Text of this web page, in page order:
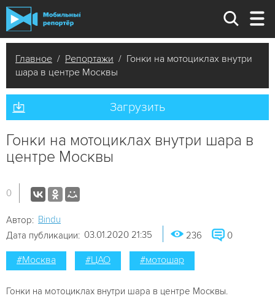
Главное / Репортажи / Гонки на мотоциклах внутри
шара в центре Москвы
Загрузить
Гонки на мотоциклах внутри шара в
центре Москвы
0
Автор: Bindu
Дата публикации: 03.01.2020 21:35 236 0
#Москва #ЦАО #мотошар
Гонки на мотоциклах внутри шара в центре Москвы.